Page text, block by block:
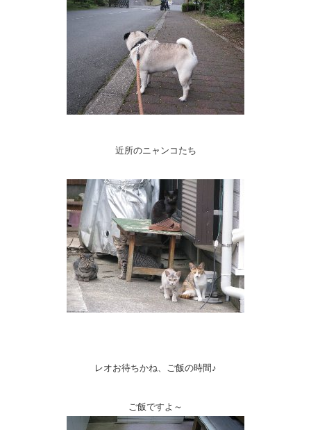
近所のニャンコたち
レオお待ちかね、ご飯の時間♪
ご飯ですよ～